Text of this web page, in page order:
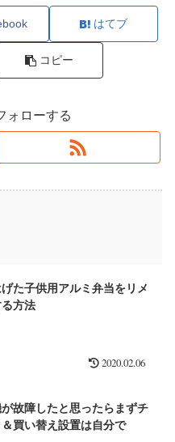
はてブ
コピー
ォローする
た子供用アルミ弁当をリメ
方法
2020.02.06
故障したと思ったらまずチ
＆買い替え設置は自分で